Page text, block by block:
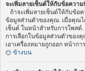
จะเพิ่มลายเซ็นต์ให้กับข้อควา
ถ้าจะเพิ่มลายเซ็นต์ให้กับข้อ
ข้อมูลส่วนตัวของคุณ. เมื่อคุณไ
เซ็นต์ ในหน้าสำหรับการโพส
การเลือกในข้อมูลส่วนตัวของ
เอาเครื่องหมายถูกออก หน้าก
ข้างบน